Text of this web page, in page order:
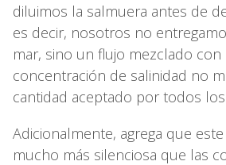
diluimos la salmuera antes de
es decir, nosotros no
mar, sino un flujo mezclado con
concentración de salinidad no
cantidad aceptado por todos los
Adicionalmente, agrega que
mucho más silenciosa que las